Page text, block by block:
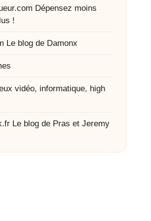
Dépensez moins
!
Le blog de Damonx
vidéo, informatique, high
Le blog de Pras et Jeremy